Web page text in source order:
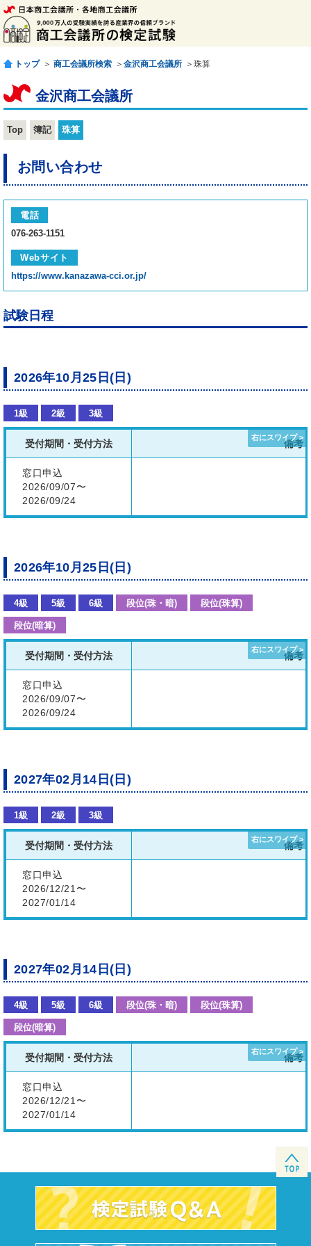
トップ ＞ 商工会議所検索 ＞ 金沢商工会議所 ＞珠算
金沢商工会議所
Top 簿記 珠算
お問い合わせ
電話
076-263-1151
Webサイト
https://www.kanazawa-cci.or.jp/
試験日程
2026年10月25日(日)
1級 2級 3級
受付期間・受付方法 備考
窓口申込
2026/09/07〜
2026/09/24
2026年10月25日(日)
4級 5級 6級 段位(珠・暗) 段位(珠算)
段位(暗算)
受付期間・受付方法 備考
窓口申込
2026/09/07〜
2026/09/24
2027年02月14日(日)
1級 2級 3級
受付期間・受付方法 備考
窓口申込
2026/12/21〜
2027/01/14
2027年02月14日(日)
4級 5級 6級 段位(珠・暗) 段位(珠算)
段位(暗算)
受付期間・受付方法 備考
窓口申込
2026/12/21〜
2027/01/14